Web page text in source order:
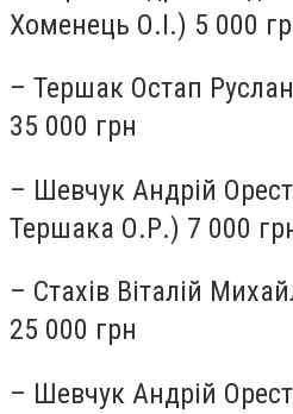
Хоменець О.І.) 5 000
– Тершак Остап
35 000 грн
– Шевчук Андрій
Тершака О.Р.) 7 000
– Стахів Віталій
25 000 грн
– Шевчук Андрій